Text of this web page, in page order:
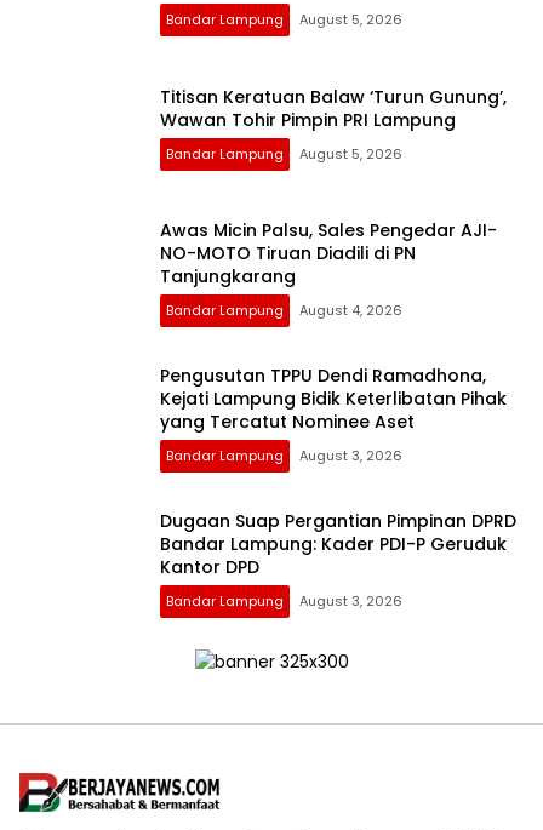
Bandar Lampung August 5, 2026
Titisan Keratuan Balaw ‘Turun Gunung’,
Wawan Tohir Pimpin PRI Lampung
Bandar Lampung August 5, 2026
Awas Micin Palsu, Sales Pengedar AJI-
NO-MOTO Tiruan Diadili di PN
Tanjungkarang
Bandar Lampung August 4, 2026
Pengusutan TPPU Dendi Ramadhona,
Kejati Lampung Bidik Keterlibatan Pihak
yang Tercatut Nominee Aset
Bandar Lampung August 3, 2026
Dugaan Suap Pergantian Pimpinan DPRD
Bandar Lampung: Kader PDI-P Geruduk
Kantor DPD
Bandar Lampung August 3, 2026